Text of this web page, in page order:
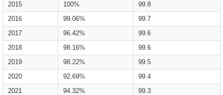
2015
100%
99.8
2016
99.06%
99.7
2017
96.42%
99.6
2018
98.16%
99.6
2019
98.22%
99.5
2020
92.69%
99.4
2021
94.32%
99.3